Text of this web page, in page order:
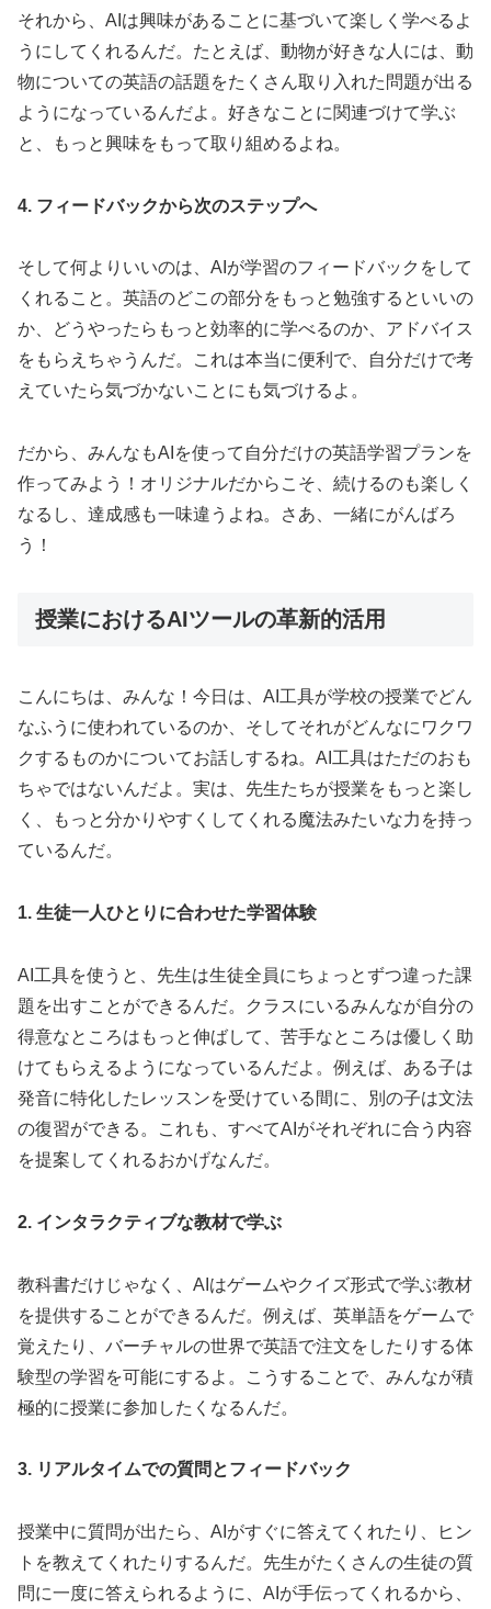
それから、AIは興味があることに基づいて楽しく学べるよ
うにしてくれるんだ。たとえば、動物が好きな人には、動
物についての英語の話題をたくさん取り入れた問題が出る
ようになっているんだよ。好きなことに関連づけて学ぶ
と、もっと興味をもって取り組めるよね。
4. フィードバックから次のステップへ
そして何よりいいのは、AIが学習のフィードバックをして
くれること。英語のどこの部分をもっと勉強するといいの
か、どうやったらもっと効率的に学べるのか、アドバイス
をもらえちゃうんだ。これは本当に便利で、自分だけで考
えていたら気づかないことにも気づけるよ。
だから、みんなもAIを使って自分だけの英語学習プランを
作ってみよう！オリジナルだからこそ、続けるのも楽しく
なるし、達成感も一味違うよね。さあ、一緒にがんばろ
う！
授業におけるAIツールの革新的活用
こんにちは、みんな！今日は、AI工具が学校の授業でどん
なふうに使われているのか、そしてそれがどんなにワクワ
クするものかについてお話しするね。AI工具はただのおも
ちゃではないんだよ。実は、先生たちが授業をもっと楽し
く、もっと分かりやすくしてくれる魔法みたいな力を持っ
ているんだ。
1. 生徒一人ひとりに合わせた学習体験
AI工具を使うと、先生は生徒全員にちょっとずつ違った課
題を出すことができるんだ。クラスにいるみんなが自分の
得意なところはもっと伸ばして、苦手なところは優しく助
けてもらえるようになっているんだよ。例えば、ある子は
発音に特化したレッスンを受けている間に、別の子は文法
の復習ができる。これも、すべてAIがそれぞれに合う内容
を提案してくれるおかげなんだ。
2. インタラクティブな教材で学ぶ
教科書だけじゃなく、AIはゲームやクイズ形式で学ぶ教材
を提供することができるんだ。例えば、英単語をゲームで
覚えたり、バーチャルの世界で英語で注文をしたりする体
験型の学習を可能にするよ。こうすることで、みんなが積
極的に授業に参加したくなるんだ。
3. リアルタイムでの質問とフィードバック
授業中に質問が出たら、AIがすぐに答えてくれたり、ヒン
トを教えてくれたりするんだ。先生がたくさんの生徒の質
問に一度に答えられるように、AIが手伝ってくれるから、